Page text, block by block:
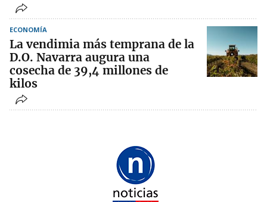
ECONOMÍA
La vendimia más temprana de la
D.O. Navarra augura una
cosecha de 39,4 millones de
kilos